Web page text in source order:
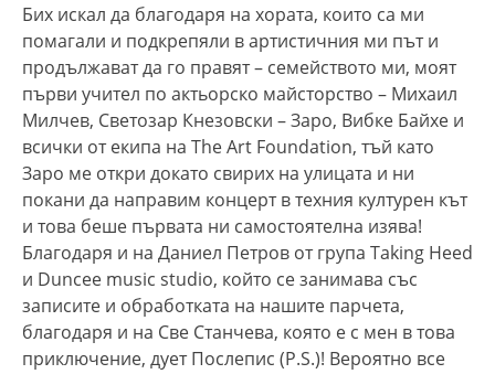
Бих искал да благодаря на хората, които са ми
помагали и подкрепяли в артистичния ми път и
продължават да го правят – семейството ми, моят
първи учител по актьорско майсторство – Михаил
Милчев, Светозар Кнезовски – Заро, Вибке Байхе и
всички от екипа на The Art Foundation, тъй като
Заро ме откри докато свирих на улицата и ни
покани да направим концерт в техния културен кът
и това беше първата ни самостоятелна изява!
Благодаря и на Даниел Петров от група Taking Heed
и Duncee music studio, който се занимава със
записите и обработката на нашите парчета,
благодаря и на Све Станчева, която е с мен в това
приключение, дует Послепис (P.S.)! Вероятно все